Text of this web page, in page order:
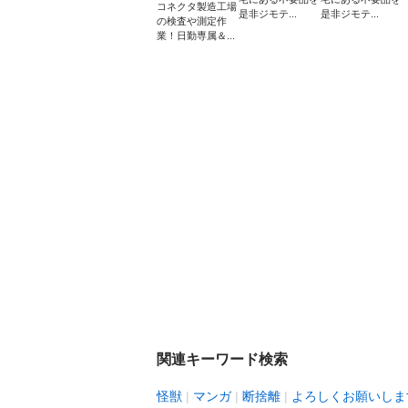
コネクタ製造工場
の検査や測定作
業！日勤専属＆...
是非ジモテ...
是非ジモテ...
関連キーワード検索
怪獣 マンガ 断捨離 よろしくお願いしま